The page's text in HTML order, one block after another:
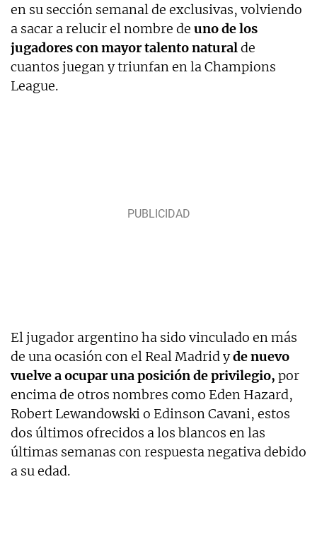
en su sección semanal de exclusivas, volviendo
a sacar a relucir el nombre de uno de los
jugadores con mayor talento naturalde
cuantos juegan y triunfan en la Champions
League.
El jugador argentino ha sido vinculado en más
de una ocasión con el Real Madrid yde nuevo
vuelve a ocupar una posición de privilegio, por
encima de otros nombres como Eden Hazard,
Robert Lewandowski o Edinson Cavani, estos
dos últimos ofrecidos a los blancos en las
últimas semanas con respuesta negativa debido
a su edad.